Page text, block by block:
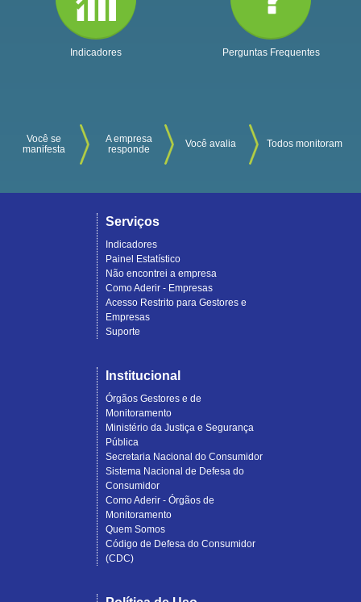
Indicadores Perguntas Frequentes
Você se
manifesta
A empresa
responde
Você avalia Todos monitoram
Serviços
Indicadores
Painel Estatístico
Não encontrei a empresa
Como Aderir - Empresas
Acesso Restrito para Gestores e
Empresas
Suporte
Institucional
Órgãos Gestores e de
Monitoramento
Ministério da Justiça e Segurança
Pública
Secretaria Nacional do Consumidor
Sistema Nacional de Defesa do
Consumidor
Como Aderir - Órgãos de
Monitoramento
Quem Somos
Código de Defesa do Consumidor
(CDC)